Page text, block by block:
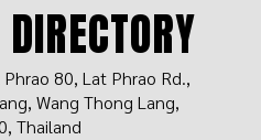
80, Lat Phrao Rd.,
Wang Thong Lang,
Thailand